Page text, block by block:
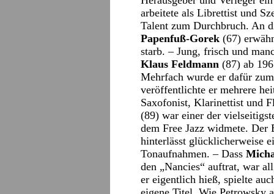
arbeitete als Librettist und
Talent zum Durchbruch. An
Papenfuß-Gorek (67)
starb. – Jung, frisch und
Klaus Feldmann (87) ab
Mehrfach wurde er dafür
veröffentlichte er mehrere
Saxofonist, Klarinettist und
(89) war einer der
dem Free Jazz widmete. Der
hinterlässt glücklicherweise
Tonaufnahmen. – Dass
den „Nancies“ auftrat, war
er eigentlich hieß, spielte